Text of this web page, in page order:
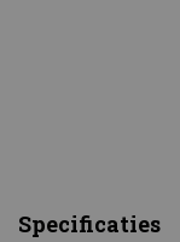
Specificaties